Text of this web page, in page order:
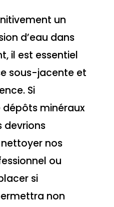
un
d’eau dans
il est essentiel
sous-jacente et
Si
minéraux
devrions
nos
ou
si
non